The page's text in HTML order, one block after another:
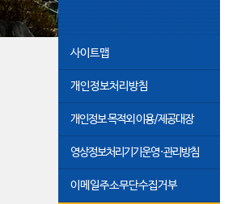
사이트맵
개인정보처리방침
개인정보 목적외 이용/제공대장
영상정보처리기기운영·관리방침
이메일주소무단수집거부